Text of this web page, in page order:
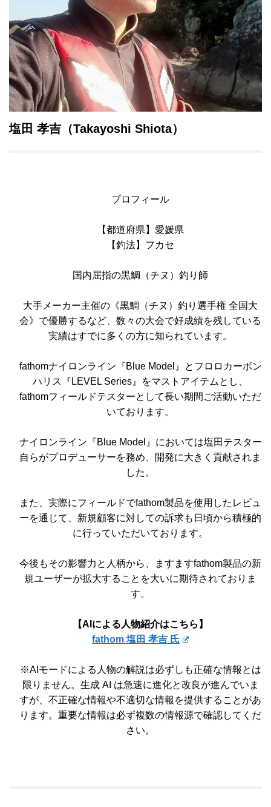
塩田 孝吉 （Takayoshi Shiota）
プロフィール
【都道府県】愛媛県
【釣法】フカセ
国内屈指の黒鯛（チヌ）釣り師
大手メーカー主催の《黒鯛（チヌ）釣り選手権 全国大
会》で優勝するなど、数々の大会で好成績を残している
実績はすでに多くの方に知られています。
fathomナイロンライン『Blue Model』とフロロカーボン
ハリス『LEVEL Series』をマストアイテムとし、
fathomフィールドテスターとして長い期間ご活動いただ
いております。
ナイロンライン『Blue Model』においては塩田テスター
自らがプロデューサーを務め、開発に大きく貢献されま
した。
また、実際にフィールドでfathom製品を使用したレビュ
ーを通じて、新規顧客に対しての訴求も日頃から積極的
に行っていただいております。
今後もその影響力と人柄から、ますますfathom製品の新
規ユーザーが拡大することを大いに期待されておりま
す。
【AIによる人物紹介はこちら】
fathom 塩田 孝吉 氏
※AIモードによる人物の解説は必ずしも正確な情報とは
限りません。生成 AI は急速に進化と改良が進んでいま
すが、不正確な情報や不適切な情報を提供することがあ
ります。重要な情報は必ず複数の情報源で確認してくだ
さい。